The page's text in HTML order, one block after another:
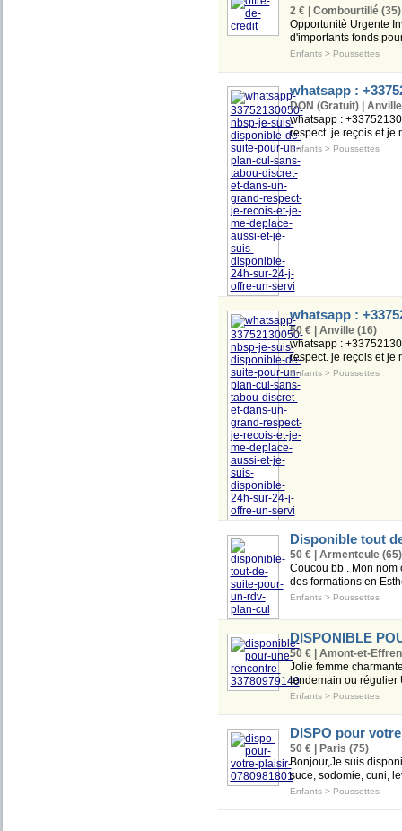
2 € | Combourtillé (35)
Opportunitè Urgente
d'importants fonds
Enfants> Poussettes
whatsapp :
DON (Gratuit) |
whatsapp :
respect. je reçois et je
Enfants> Poussettes
whatsapp :
50 € | Anville (16)
whatsapp :
respect. je reçois et je
Enfants> Poussettes
Disponible tout
50 € | Armenteule (65)
Coucou bb . Mon nom
des formations en
Enfants> Poussettes
DISPONIBLE
50 € | Amont-et-
Jolie femme
lendemain ou régulier
Enfants> Poussettes
DISPO pour
50 € | Paris (75)
Bonjour,Je suis
suce, sodomie, cuni,
Enfants> Poussettes